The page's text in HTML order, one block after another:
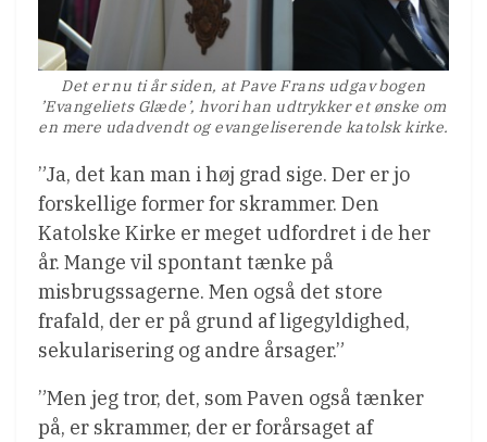
Det er nu ti år siden, at Pave Frans udgav bogen
’Evangeliets Glæde’, hvori han udtrykker et ønske om
en mere udadvendt og evangeliserende katolsk kirke.
”Ja, det kan man i høj grad sige. Der er jo
forskellige former for skrammer. Den
Katolske Kirke er meget udfordret i de her
år. Mange vil spontant tænke på
misbrugssagerne. Men også det store
frafald, der er på grund af ligegyldighed,
sekularisering og andre årsager.”
”Men jeg tror, det, som Paven også tænker
på, er skrammer, der er forårsaget af